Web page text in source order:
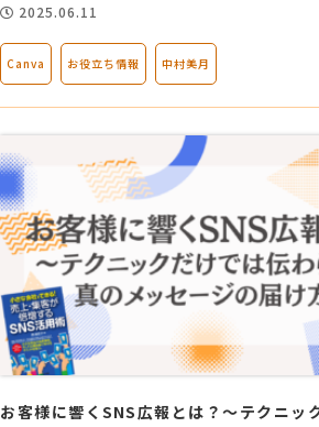
2025.06.11
Canva お役立ち情報 中村美月
お客様に響くSNS広報とは？〜テクニッ